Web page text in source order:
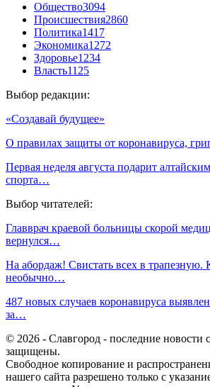
Общество3094
Происшествия2860
Политика1417
Экономика1272
Здоровье1234
Власть1125
Выбор редакции:
«Создавай будущее»
О правилах защиты от коронавируса,
Первая неделя августа подарит
спорта…
Выбор читателей:
Главврач краевой больницы скорой
вернулся…
На абордаж! Свистать всех в трапезную.
необычно…
487 новых случаев коронавируса
за…
© 2026 - Славгород - последние новости
защищены.
Свободное копирование и
нашего сайта разрешено только с